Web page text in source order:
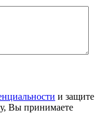
и защите
Вы принимаете